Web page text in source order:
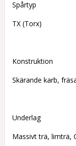
Spårtyp
TX (Torx)
Konstruktion
Skärande karb,
Underlag
Massivt trä, limträ,